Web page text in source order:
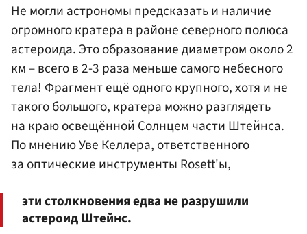
Не могли астрономы предсказать и наличие
огромного кратера в районе северного полюса
астероида. Это образование диаметром около 2
км – всего в 2-3 раза меньше самого небесного
тела! Фрагмент ещё одного крупного, хотя и не
такого большого, кратера можно разглядеть
на краю освещённой Солнцем части Штейнса.
По мнению Уве Келлера, ответственного
за оптические инструменты Rosett'ы,
эти столкновения едва не разрушили
астероид Штейнс.